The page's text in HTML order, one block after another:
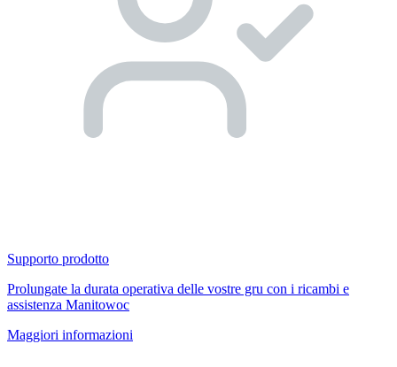
Supporto prodotto
Prolungate la durata operativa delle vostre gru con i ricambi e
assistenza Manitowoc
Maggiori informazioni